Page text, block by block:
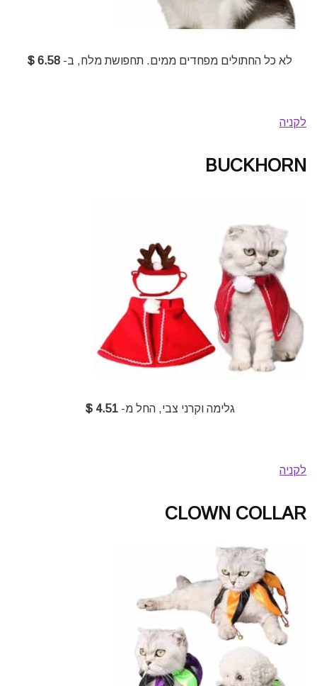
לא כל החתולים מפחדים ממים. תחפושת מלח, ב- 6.58 $
לקניה
BUCKHORN
גלימה וקרני צבי, החל מ-4.51 $
לקניה
CLOWN COLLAR